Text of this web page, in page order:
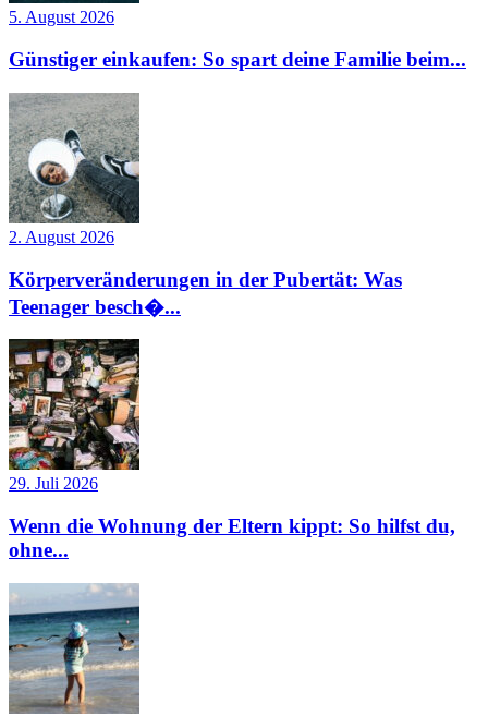
5. August 2026
Günstiger einkaufen: So spart deine Familie beim...
2. August 2026
Körperveränderungen in der Pubertät: Was
Teenager besch�...
29. Juli 2026
Wenn die Wohnung der Eltern kippt: So hilfst du,
ohne...